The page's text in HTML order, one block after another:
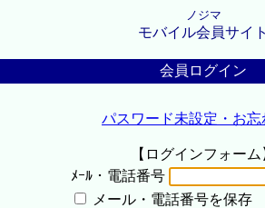
ノジマ
モバイル会員サイト
会員ログイン
パスワード未設定・お忘
【ログインフォーム
ﾒｰﾙ・電話番号
メール・電話番号を保存